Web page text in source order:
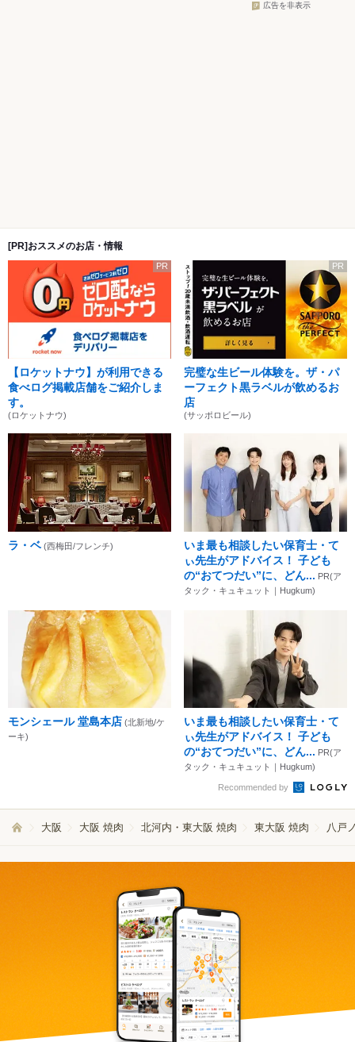
広告を非表示
[PR]おススメのお店・情報
PR
【ロケットナウ】が利用できる
食べログ掲載店舗をご紹介しま
す。
(ロケットナウ)
PR
完璧な生ビール体験を。ザ・パ
ーフェクト黒ラベルが飲めるお
店
(サッポロビール)
ラ・ベ (西梅田/フレンチ)
いま最も相談したい保育士・て
ぃ先生がアドバイス！ 子ども
の“おてつだい”に、どん... PR(ア
タック・キュキュット｜Hugkum)
モンシェール 堂島本店 (北新地/ケ
ーキ)
いま最も相談したい保育士・て
ぃ先生がアドバイス！ 子ども
の“おてつだい”に、どん... PR(ア
タック・キュキュット｜Hugkum)
Recommended by
大阪 大阪 焼肉 北河内・東大阪 焼肉 東大阪 焼肉 八戸